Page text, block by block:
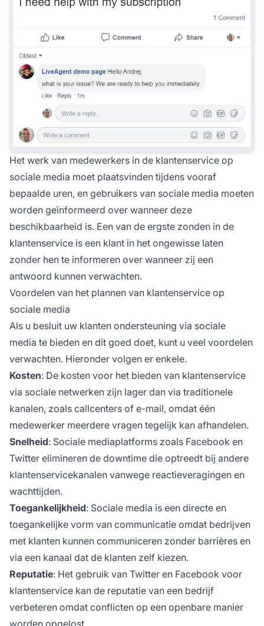
Het werk van medewerkers in de klantenservice op
sociale media moet plaatsvinden tijdens vooraf
bepaalde uren, en gebruikers van sociale media moeten
worden geïnformeerd over wanneer deze
beschikbaarheid is. Een van de ergste zonden in de
klantenservice is een klant in het ongewisse laten
zonder hen te informeren over wanneer zij een
antwoord kunnen verwachten.
Voordelen van het plannen van klantenservice op
sociale media
Als u besluit uw klanten ondersteuning via sociale
media te bieden en dit goed doet, kunt u veel voordelen
verwachten. Hieronder volgen er enkele.
Kosten: De kosten voor het bieden van klantenservice
via sociale netwerken zijn lager dan via traditionele
kanalen, zoals callcenters of e-mail, omdat één
medewerker meerdere vragen tegelijk kan afhandelen.
Snelheid: Sociale mediaplatforms zoals Facebook en
Twitter elimineren de downtime die optreedt bij andere
klantenservicekanalen vanwege reactieveragingen en
wachttijden.
Toegankelijkheid: Sociale media is een directe en
toegankelijke vorm van communicatie omdat bedrijven
met klanten kunnen communiceren zonder barrières en
via een kanaal dat de klanten zelf kiezen.
Reputatie: Het gebruik van Twitter en Facebook voor
klantenservice kan de reputatie van een bedrijf
verbeteren omdat conflicten op een openbare manier
worden opgelost.